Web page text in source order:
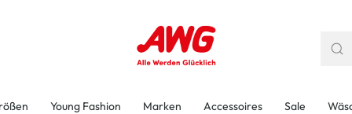
Young Fashion Marken Accessoires Sale